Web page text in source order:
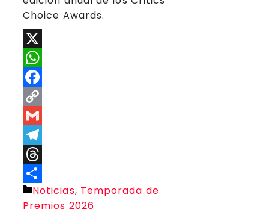
Choice Awards.
X
WhatsApp
Facebook
Copy
Link
Gmail
Telegram
Threads
Compartir
Categorías
Noticias, Temporada de
Premios 2026